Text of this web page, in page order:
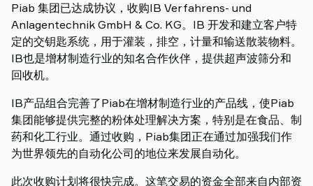
Piab 集团已达成协议，收购IB Verfahrens- und
Anlagentechnik GmbH & Co. KG。IB 开发和建立客户特
定的交钥匙系统，用于灌装，排空，计量和输送散装物料。
IB也是增材制造行业的知名合作伙伴，提供超声波筛分和
回收机。
IB产品组合完善了Piab在增材制造行业的产品线，使Piab
集团能够提供完整的粉体处理解决方案，特别是在食品、制
药和化工行业。通过收购，Piab集团正在通过加强我们作
为世界领先的自动化公司的地位来发展自动化。
此次收购计划将很快完成。这笔交易的资金全部来自内部资
联
系
我
们
支
持
寻
找
合
作
伙